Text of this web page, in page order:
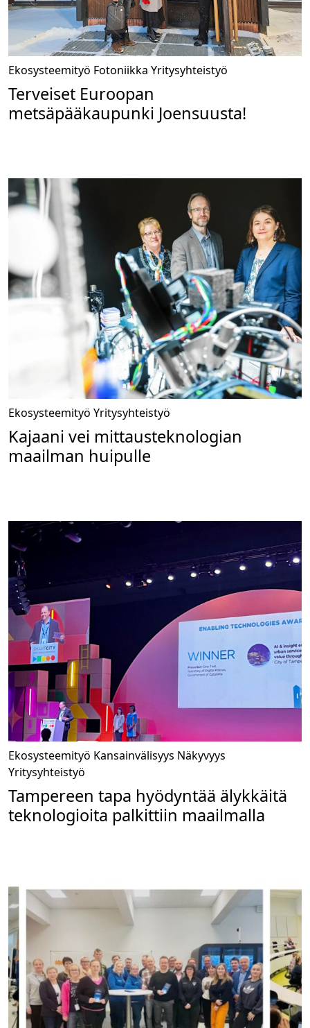
Ekosysteemityö Fotoniikka Yritysyhteistyö
Terveiset Euroopan
metsäpääkaupunki Joensuusta!
Ekosysteemityö Yritysyhteistyö
Kajaani vei mittausteknologian
maailman huipulle
Ekosysteemityö Kansainvälisyys Näkyvyys
Yritysyhteistyö
Tampereen tapa hyödyntää älykkäitä
teknologioita palkittiin maailmalla